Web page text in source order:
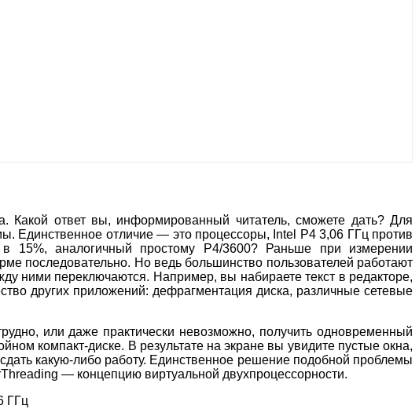
Какой ответ вы, информированный читатель, сможете дать? Для
Единственное отличие — это процессоры, Intel P4 3,06 ГГц против
15%, аналогичный простому P4/3600? Раньше при измерении
последовательно. Но ведь большинство пользователей работают
ними переключаются. Например, вы набираете текст в редакторе,
других приложений: дефрагментация диска, различные сетевые
или даже практически невозможно, получить одновременный
компакт-диске. В результате на экране вы увидите пустые окна,
какую-либо работу. Единственное решение подобной проблемы
— концепцию виртуальной двухпроцессорности.